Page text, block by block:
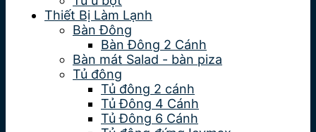
Thiết Bị Làm Lạnh
Bàn Đông
Bàn Đông 2 Cánh
Bàn mát Salad - bàn piza
Tủ đông
Tủ đông 2 cánh
Tủ Đông 4 Cánh
Tủ Đông 6 Cánh